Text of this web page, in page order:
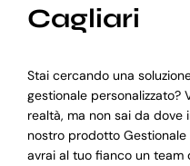
Cagliari
Stai cercando una
gestionale personalizzato?
realtà, ma non sai da dove
nostro prodotto
avrai al tuo fianco un